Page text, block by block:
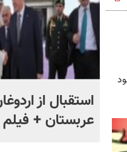
استقبال از
عربستان + فیلم